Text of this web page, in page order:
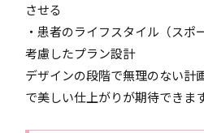
させる
・患者のライフスタイル（スポ
考慮したプラン設計
デザインの段階で無理のない計
で美しい仕上がりが期待できます